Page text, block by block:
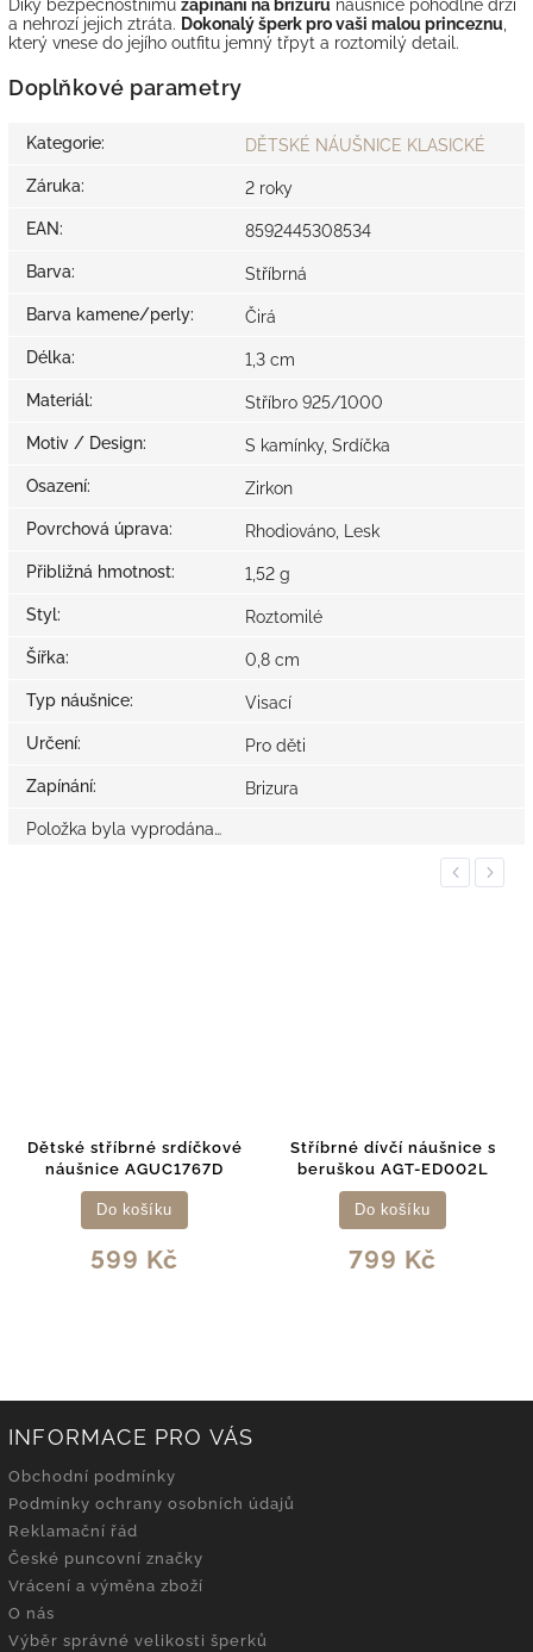
Díky bezpečnostnímu zapínání na brizuru náušnice pohodlně drží
a nehrozí jejich ztráta. Dokonalý šperk pro vaši malou princeznu,
který vnese do jejího outfitu jemný třpyt a roztomilý detail.
Doplňkové parametry
Kategorie: DĚTSKÉ NÁUŠNICE KLASICKÉ
Záruka: 2 roky
EAN: 8592445308534
Barva: Stříbrná
Barva kamene/perly: Čirá
Délka: 1,3 cm
Materiál: Stříbro 925/1000
Motiv / Design: S kamínky, Srdíčka
Osazení: Zirkon
Povrchová úprava: Rhodiováno, Lesk
Přibližná hmotnost: 1,52 g
Styl: Roztomilé
Šířka: 0,8 cm
Typ náušnice: Visací
Určení: Pro děti
Zapínání: Brizura
Položka byla vyprodána…
Previous
Dětské stříbrné srdíčkové
náušnice AGUC1767D
599 Kč
Do košíku
Stříbrné dívčí náušnice s
beruškou AGT-ED002L
799 Kč
Do košíku
Next
INFORMACE PRO VÁS
Obchodní podmínky
Podmínky ochrany osobních údajů
Reklamační řád
České puncovní značky
Vrácení a výměna zboží
O nás
Výběr správné velikosti šperků